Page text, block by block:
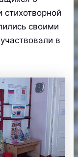
своими
в